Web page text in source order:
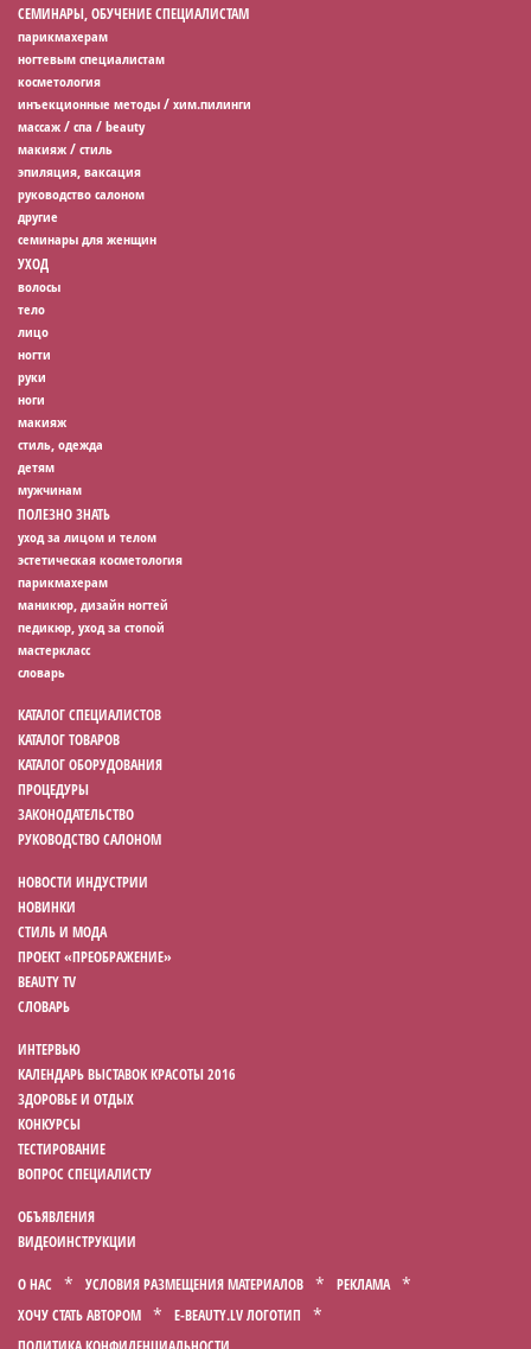
СЕМИНАРЫ, ОБУЧЕНИЕ СПЕЦИАЛИСТАМ
парикмахерам
ногтевым специалистам
косметология
инъекционные методы / хим.пилинги
массаж / спа / beauty
макияж / стиль
эпиляция, ваксация
руководство салоном
другие
семинары для женщин
УХОД
волосы
тело
лицо
ногти
руки
ноги
макияж
стиль, одежда
детям
мужчинам
ПОЛЕЗНО ЗНАТЬ
уход за лицом и телом
эстетическая косметология
парикмахерам
маникюр, дизайн ногтей
педикюр, уход за стопой
мастеркласс
словарь
КАТАЛОГ СПЕЦИАЛИСТОВ
КАТАЛОГ ТОВАРОВ
КАТАЛОГ ОБОРУДОВАНИЯ
ПРОЦЕДУРЫ
ЗАКОНОДАТЕЛЬСТВО
РУКОВОДСТВО САЛОНОМ
НОВОСТИ ИНДУСТРИИ
НОВИНКИ
СТИЛЬ И МОДА
ПРОЕКТ «ПРЕОБРАЖЕНИЕ»
BEAUTY TV
СЛОВАРЬ
ИНТЕРВЬЮ
КАЛЕНДАРЬ ВЫСТАВОК КРАСОТЫ 2016
ЗДОРОВЬЕ И ОТДЫХ
КОНКУРСЫ
ТЕСТИРОВАНИЕ
ВОПРОС СПЕЦИАЛИСТУ
ОБЪЯВЛЕНИЯ
ВИДЕОИНСТРУКЦИИ
О НАС УСЛОВИЯ РАЗМЕЩЕНИЯ МАТЕРИАЛОВ
РЕКЛАМА
ХОЧУ СТАТЬ АВТОРОМ
E-BEAUTY.LV ЛОГОТИП